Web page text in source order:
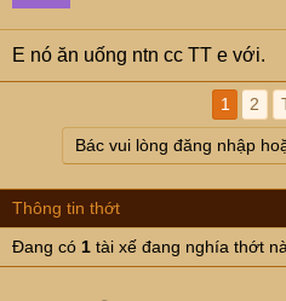
E nó ăn uống ntn cc TT e với.
1 2
Bác vui lòng đăng nhập
Thông tin thớt
Đang có 1 tài xế đang nghía thớt